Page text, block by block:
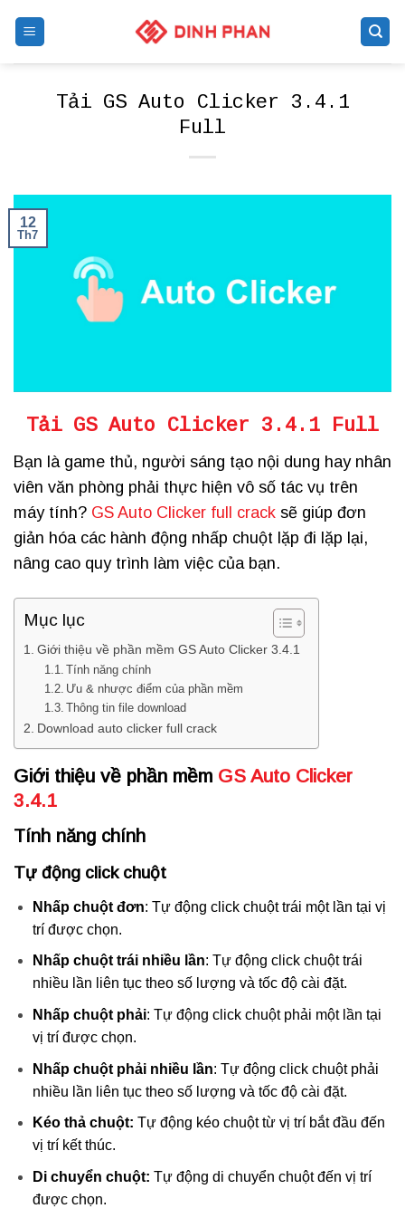
Tải GS Auto Clicker 3.4.1
Full
12
Th7
Tải GS Auto Clicker 3.4.1 Full
Bạn là game thủ, người sáng tạo nội dung hay nhân
viên văn phòng phải thực hiện vô số tác vụ trên
máy tính? GS Auto Clicker full crack sẽ giúp đơn
giản hóa các hành động nhấp chuột lặp đi lặp lại,
nâng cao quy trình làm việc của bạn.
Mục lục
Giới thiệu về phần mềm GS Auto Clicker 3.4.1
Tính năng chính
Ưu & nhược điểm của phần mềm
Thông tin file download
Download auto clicker full crack
Giới thiệu về phần mềm GS Auto Clicker
3.4.1
Tính năng chính
Tự động click chuột
Nhấp chuột đơn: Tự động click chuột trái một lần tại vị
trí được chọn.
Nhấp chuột trái nhiều lần: Tự động click chuột trái
nhiều lần liên tục theo số lượng và tốc độ cài đặt.
Nhấp chuột phải: Tự động click chuột phải một lần tại
vị trí được chọn.
Nhấp chuột phải nhiều lần: Tự động click chuột phải
nhiều lần liên tục theo số lượng và tốc độ cài đặt.
Kéo thả chuột: Tự động kéo chuột từ vị trí bắt đầu đến
vị trí kết thúc.
Di chuyển chuột: Tự động di chuyển chuột đến vị trí
được chọn.